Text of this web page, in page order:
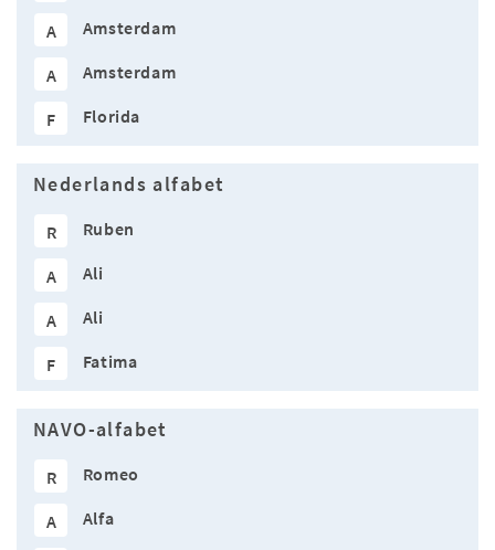
A Amsterdam
A Amsterdam
F Florida
Nederlands alfabet
R Ruben
A Ali
A Ali
F Fatima
NAVO-alfabet
R Romeo
A Alfa